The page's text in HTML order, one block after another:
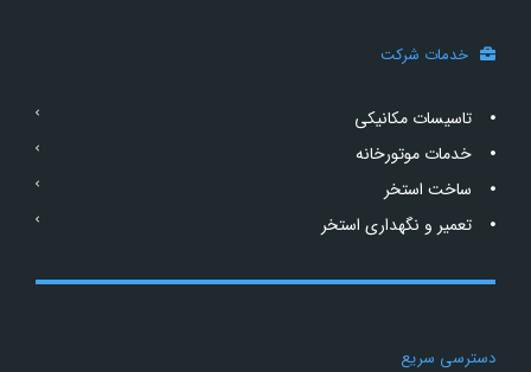
خدمات شرکت
تاسیسات مکانیکی
خدمات موتورخانه
ساخت استخر
تعمیر و نگهداری استخر
دسترسی سریع